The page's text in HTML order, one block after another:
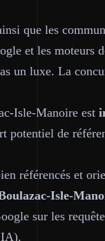
que les
et les moteurs
un luxe. La
Isle-Manoire est
potentiel de
référencés et
Isle-
sur les
IA).